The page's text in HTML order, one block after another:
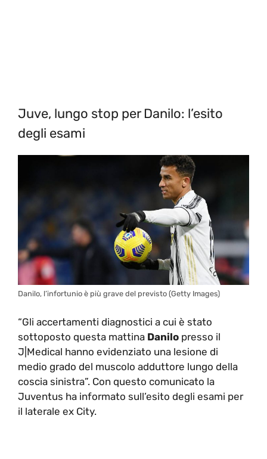
Juve, lungo stop per Danilo: l’esito
degli esami
Danilo, l’infortunio è più grave del previsto (Getty Images)
“Gli accertamenti diagnostici a cui è stato
sottoposto questa mattina Danilo presso il
J|Medical hanno evidenziato una lesione di
medio grado del muscolo adduttore lungo della
coscia sinistra”. Con questo comunicato la
Juventus ha informato sull’esito degli esami per
il laterale ex City.